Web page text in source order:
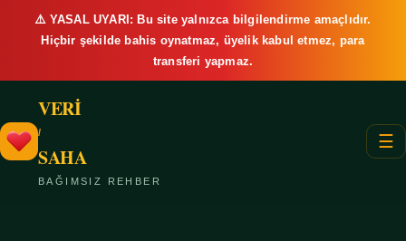
⚠️ YASAL UYARI: Bu site yalnızca bilgilendirme amaçlıdır.
Hiçbir şekilde bahis oynatmaz, üyelik kabul etmez, para
transferi yapmaz.
VERİ
/
SAHA
BAĞIMSIZ REHBER
☰